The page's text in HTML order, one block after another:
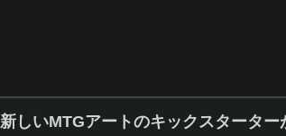
新しいMTGアートのキックスタータ